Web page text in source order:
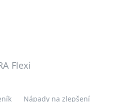
Nápady na zlepšení